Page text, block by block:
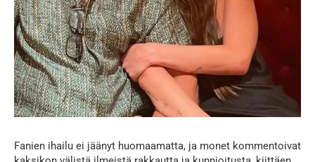
Fanien ihailu ei jäänyt huomaamatta, ja monet kommentoivat